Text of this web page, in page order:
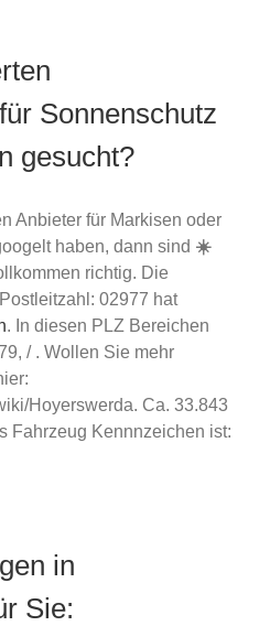
Sonnenschutz
gesucht?
Anbieter für Markisen oder
haben, dann sind ☀️
richtig. Die
02977 hat
. In diesen PLZ Bereichen
/ . Wollen Sie mehr
Hoyerswerda. Ca. 33.843
Fahrzeug Kennnzeichen ist:
in
Sie: